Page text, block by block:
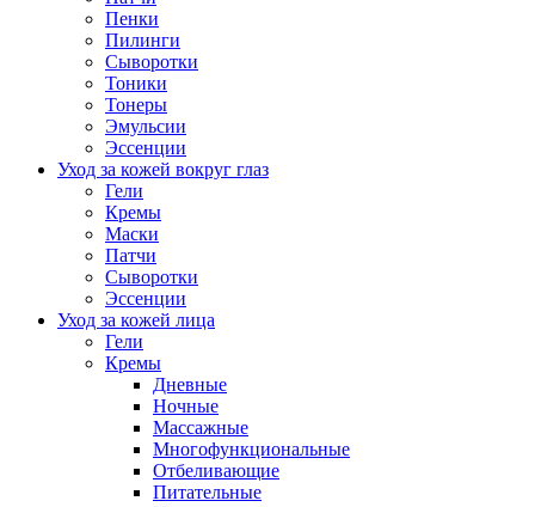
Пенки
Пилинги
Сыворотки
Тоники
Тонеры
Эмульсии
Эссенции
Уход за кожей вокруг глаз
Гели
Кремы
Маски
Патчи
Сыворотки
Эссенции
Уход за кожей лица
Гели
Кремы
Дневные
Ночные
Массажные
Многофункциональные
Отбеливающие
Питательные